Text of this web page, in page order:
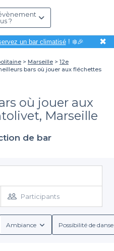
?
un bar climatisé! ❄️🎉 ✖
Marseille
12e
bars où jouer aux fléchettes
où jouer aux
Marseille
de bar
Participants
Ambiance Possibilité de